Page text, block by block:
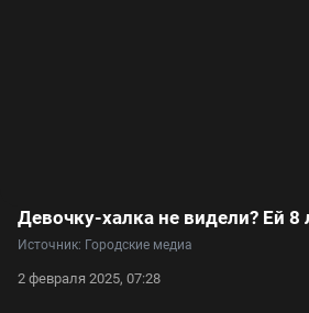
Источник: Городские медиа
2 февраля 2025, 07:28